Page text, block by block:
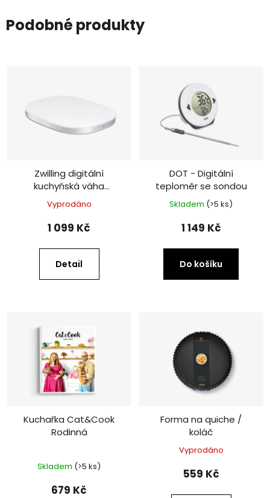
Podobné produkty
Zwilling digitální
kuchyňská váha
Enfinigy, stříbrná
Vyprodáno
1 099 Kč
Detail
DOT - Digitální
teploměr se sondou
Skladem (>5 ks)
1 149 Kč
Do košíku
Kuchařka Cat&Cook
Rodinná
hodnocení
produktu
Skladem (>5 ks)
679 Kč
Forma na quiche /
koláč
Vyprodáno
559 Kč